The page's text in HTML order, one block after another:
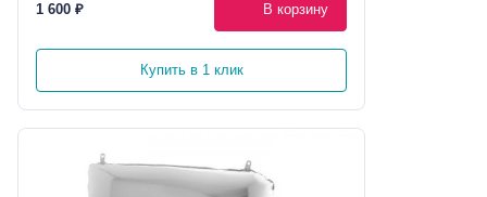
1 600 ₽ В корзину
Купить в 1 клик